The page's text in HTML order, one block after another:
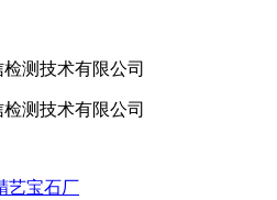
艺宝石厂